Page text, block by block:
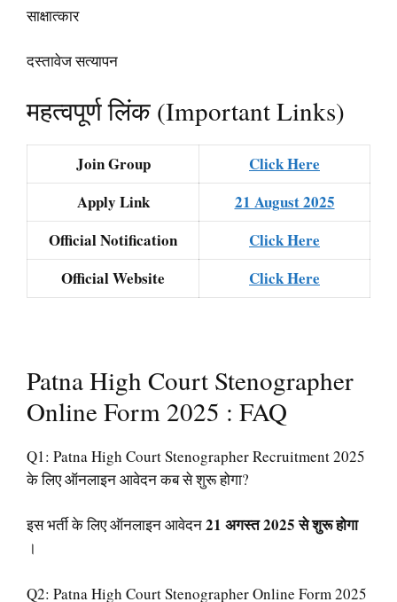
साक्षात्कार
दस्तावेज सत्यापन
महत्वपूर्ण लिंक (Important Links)
Join Group
Click Here
Apply Link
21 August 2025
Official Notification
Click Here
Official Website
Click Here
Patna High Court Stenographer
Online Form 2025 : FAQ
Q1: Patna High Court Stenographer Recruitment 2025
के लिए ऑनलाइन आवेदन कब से शुरू होगा?
इस भर्ती के लिए ऑनलाइन आवेदन21 अगस्त 2025 से शुरू होगा
।
Q2: Patna High Court Stenographer Online Form 2025